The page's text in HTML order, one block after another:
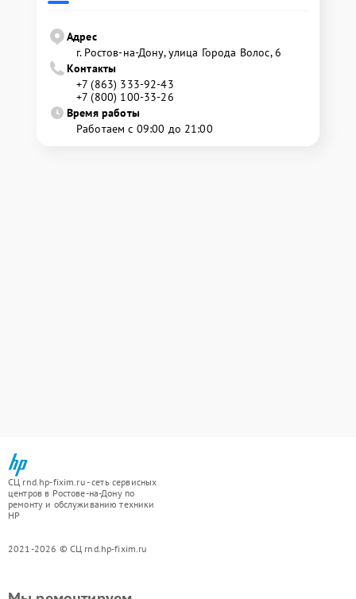
Адрес
г. Ростов-на-Дону, улица Города Волос, 6
Контакты
+7 (863) 333-92-43
+7 (800) 100-33-26
Время работы
Работаем с 09:00 до 21:00
СЦ rnd.hp-fixim.ru - сеть сервисных
центров в Ростове-на-Дону по
ремонту и обслуживанию техники
HP
2021-2026 © СЦ rnd.hp-fixim.ru